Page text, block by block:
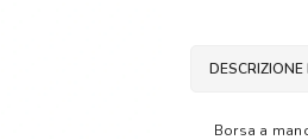
Borsa a